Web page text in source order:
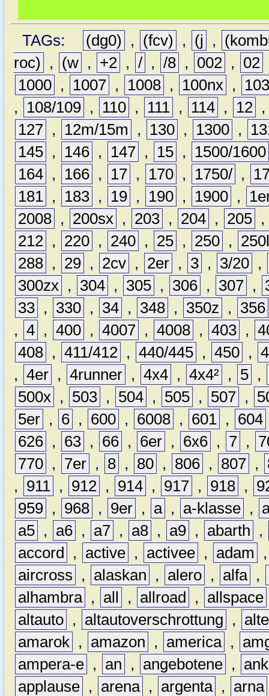
TAGs: (dg0) , (fcv) , (j ,
roc)
, (w , +2 , / , /8 , 002 , 02
1000 , 1007 , 1008 , 100nx ,
,
108/109 , 110 , 111 , 114 , 12
127 , 12m/15m , 130 , 1300 ,
145 , 146 , 147 , 15 ,
1500/1600
164 , 166 , 17 , 170 , 1750/ ,
181 , 183 , 19 , 190 , 1900 ,
2008 , 200sx , 203 , 204 , 205 ,
212 , 220 , 240 , 25 , 250 ,
288 , 29 , 2cv , 2er , 3 , 3/20 ,
300zx , 304 , 305 , 306 , 307 ,
33 , 330 , 34 , 348 , 350z ,
356
, 4 , 400 , 4007 , 4008 , 403 ,
408 , 411/412 , 440/445 , 450 ,
, 4er , 4runner , 4x4 , 4x4² , 5 ,
500x , 503 , 504 , 505 , 507 ,
5er , 6 , 600 , 6008 , 601 , 604
626 , 63 , 66 , 6er , 6x6 , 7 ,
770 , 7er , 8 , 80 , 806 , 807 ,
,
911 , 912 , 914 , 917 , 918 ,
959 , 968 , 9er , a , a-klasse ,
a5 , a6 , a7 , a8 , a9 , abarth
,
accord
, active , activee , adam
aircross
, alaskan , alero , alfa ,
alhambra , all , allroad , allspace
altauto , altautoverschrottung ,
amarok , amazon , america ,
ampera-e , an , angebotene ,
applause , arena , argenta , arna